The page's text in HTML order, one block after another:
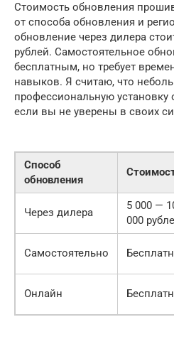
Стоимость обновления
от способа обновления и
обновление через дилера
рублей. Самостоятельное
бесплатным, но требует
навыков. Я считаю, что
профессиональную установку
если вы не уверены в своих
Способ
обновления
Через дилера
5 000 —
000
Самостоятельно
Онлайн